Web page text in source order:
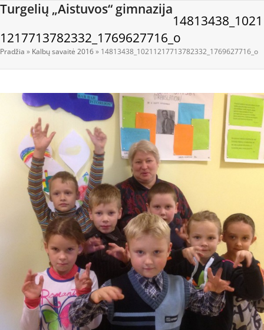
Skip
content
Turgelių „Aistuvos“ gimnazija
Open
menu
Close
menu
14813438_1021
1217713782332_1769627716_o
Pradžia » Kalbų savaitė 2016» 14813438_10211217713782332_1769627716_o